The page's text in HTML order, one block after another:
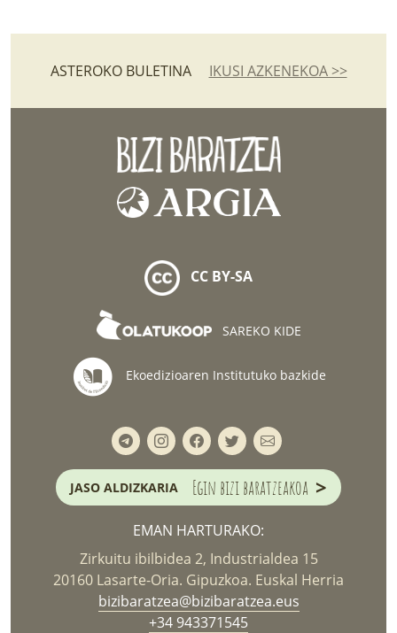
ASTEROKO BULETINA IKUSI AZKENEKOA >>
CC BY-SA
SAREKO KIDE
Ekoedizioaren Institutuko bazkide
JASO ALDIZKARIA Egin bizi baratzeakoa >
EMAN HARTURAKO:
Zirkuitu ibilbidea 2, Industrialdea 15
20160 Lasarte-Oria. Gipuzkoa. Euskal Herria
bizibaratzea@bizibaratzea.eus
+34 943371545